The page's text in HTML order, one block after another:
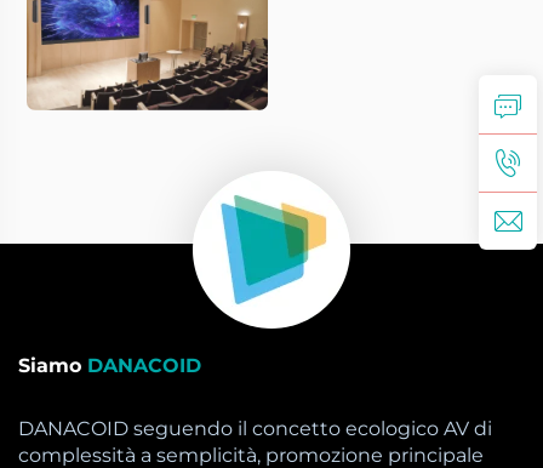
Siamo DANACOID
DANACOID seguendo il concetto ecologico AV di
complessità a semplicità, promozione principale